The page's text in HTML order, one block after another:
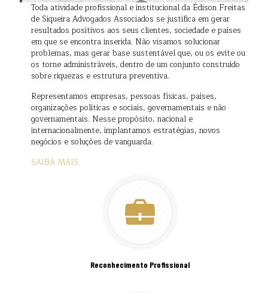
Toda atividade profissional e institucional da Édison Freitas
de Siqueira Advogados Associados se justifica em gerar
resultados positivos aos seus clientes, sociedade e países
em que se encontra inserida. Não visamos solucionar
problemas, mas gerar base sustentável que, ou os evite ou
os torne administráveis, dentro de um conjunto construído
sobre riquezas e estrutura preventiva.
Representamos empresas, pessoas físicas, países,
organizações políticas e sociais, governamentais e não
governamentais. Nesse propósito, nacional e
internacionalmente, implantamos estratégias, novos
negócios e soluções de vanguarda.
SAIBA MAIS
Reconhecimento Profissional